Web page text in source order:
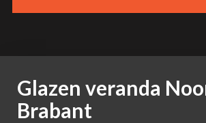
Glazen veranda
Brabant